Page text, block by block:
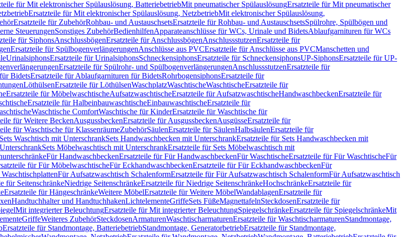
für Mit elektronischer Spülauslösung, BatteriebetriebMit pneumatischer SpülauslösungErsatzteile für Mit pneumatischer
Ersatzteile für Mit elektronischer Spülauslösung, NetzbetriebMit elektronischer Spülauslösung,
Ersatzteile für ZubehörRohbau- und AustauschsetsErsatzteile für Rohbau- und AustauschsetsSpülrohre, Spülbögen und
SteuerungenSonstiges ZubehörBedienhilfenApparateanschlüsse für WCs, Urinale und BidetsAblaufgarnituren für WCs
für SiphonsAnschlussbögenErsatzteile für AnschlussbögenAnschlussstutzenErsatzteile für
Ersatzteile für SpülbogenverlängerungenAnschlüsse aus PVCErsatzteile für Anschlüsse aus PVCManschetten und
UrinalsiphonsErsatzteile für UrinalsiphonsSchneckensiphonsErsatzteile für SchneckensiphonsUP-SiphonsErsatzteile für UP-
Ersatzteile für Spülrohr- und SpülbogenverlängerungenAnschlussstutzenErsatzteile für
BidetsErsatzteile für Ablaufgarnituren für BidetsRohrbogensiphonsErsatzteile für
LöthülsenErsatzteile für LöthülsenWaschplatzWaschtischeWaschtischeErsatzteile für
Ersatzteile für MöbelwaschtischeAufsatzwaschtischeErsatzteile für AufsatzwaschtischeHandwaschbeckenErsatzteile für
Ersatzteile für HalbeinbauwaschtischeEinbauwaschtischeErsatzteile für
Waschtische ComfortWaschtische für KinderErsatzteile für Waschtische für
für Weitere BeckenAusgussbeckenErsatzteile für AusgussbeckenAusgüsseErsatzteile für
für Waschtische für KlassenräumeZubehörSäulenErsatzteile für SäulenHalbsäulenErsatzteile für
Sets Waschtisch mit UnterschrankSets Handwaschbecken mit UnterschrankErsatzteile für Sets Handwaschbecken mit
Sets Möbelwaschtisch mit UnterschrankErsatzteile für Sets Möbelwaschtisch mit
Für HandwaschbeckenErsatzteile für Für HandwaschbeckenFür WaschtischeErsatzteile für Für WaschtischeFür
für Für MöbelwaschtischeFür EckhandwaschbeckenErsatzteile für Für EckhandwaschbeckenFür
Für Aufsatzwaschtisch SchalenformErsatzteile für Für Aufsatzwaschtisch SchalenformFür Aufsatzwaschtisch
für SeitenschränkeNiedrige SeitenschränkeErsatzteile für Niedrige SeitenschränkeHochschränkeErsatzteile für
Ersatzteile für HängeschränkeWeitere MöbelErsatzteile für Weitere MöbelWandablagenErsatzteile für
Handtuchhalter und HandtuchhakenLichtelementeGriffeSets FüßeMagnettafelnSteckdosenErsatzteile für
Mit integrierter BeleuchtungErsatzteile für Mit integrierter BeleuchtungSpiegelschränkeErsatzteile für SpiegelschränkeMit
GriffeWeiteres ZubehörSteckdosenArmaturenWaschtischarmaturenErsatzteile für WaschtischarmaturenStandmontage,
Ersatzteile für Standmontage, BatteriebetriebStandmontage, GeneratorbetriebErsatzteile für Standmontage,